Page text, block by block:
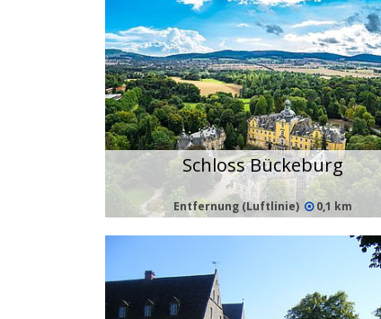
Schloss Bückeburg
Entfernung (Luftlinie) 0,1 km